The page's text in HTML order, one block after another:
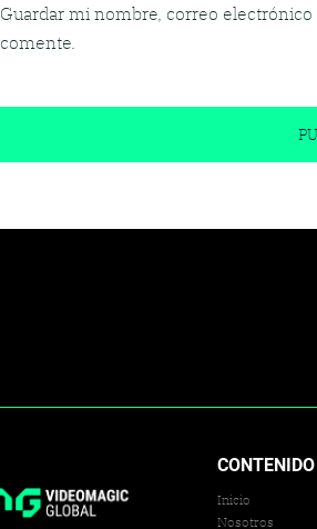
Guardar mi nombre, correo
comente.
CONTENIDO
Inicio
Nosotros